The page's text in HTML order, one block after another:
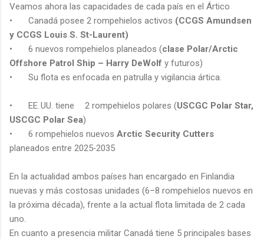
Veamos ahora las capacidades de cada país en el Ártico
•
Canadá posee 2 rompehielos activos (CCGS Amundsen
y CCGS Louis S. St-Laurent)
•
6 nuevos rompehielos planeados (clase Polar/Arctic
Offshore Patrol Ship – Harry DeWolf y futuros)
•
Su flota es enfocada en patrulla y vigilancia ártica.
• EE. UU. tiene 2 rompehielos polares (USCGC Polar Star,
USCGC Polar Sea)
•
6 rompehielos nuevos Arctic Security Cutters
planeados entre 2025‑2035
En la actualidad ambos países han encargado en Finlandia
nuevas y más costosas unidades (6–8 rompehielos nuevos en
la próxima década), frente a la actual flota limitada de 2 cada
uno.
En cuanto a presencia militar Canadá tiene 5 principales bases